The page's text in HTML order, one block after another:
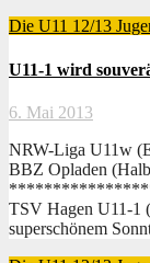
Die U11 12/13
U11-1 wird
6. Mai 2013
NRW-Liga U11w
BBZ Opladen
TSV Hagen U11-1
superschönem